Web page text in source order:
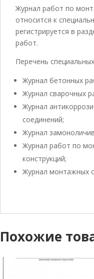
Журнал работ по
относится к
регистрируется в
работ.
Перечень
Журнал бетонных
Журнал сварочных
Журнал
соединений;
Журнал
Журнал работ по
конструкций;
Журнал монтажных
Похожие